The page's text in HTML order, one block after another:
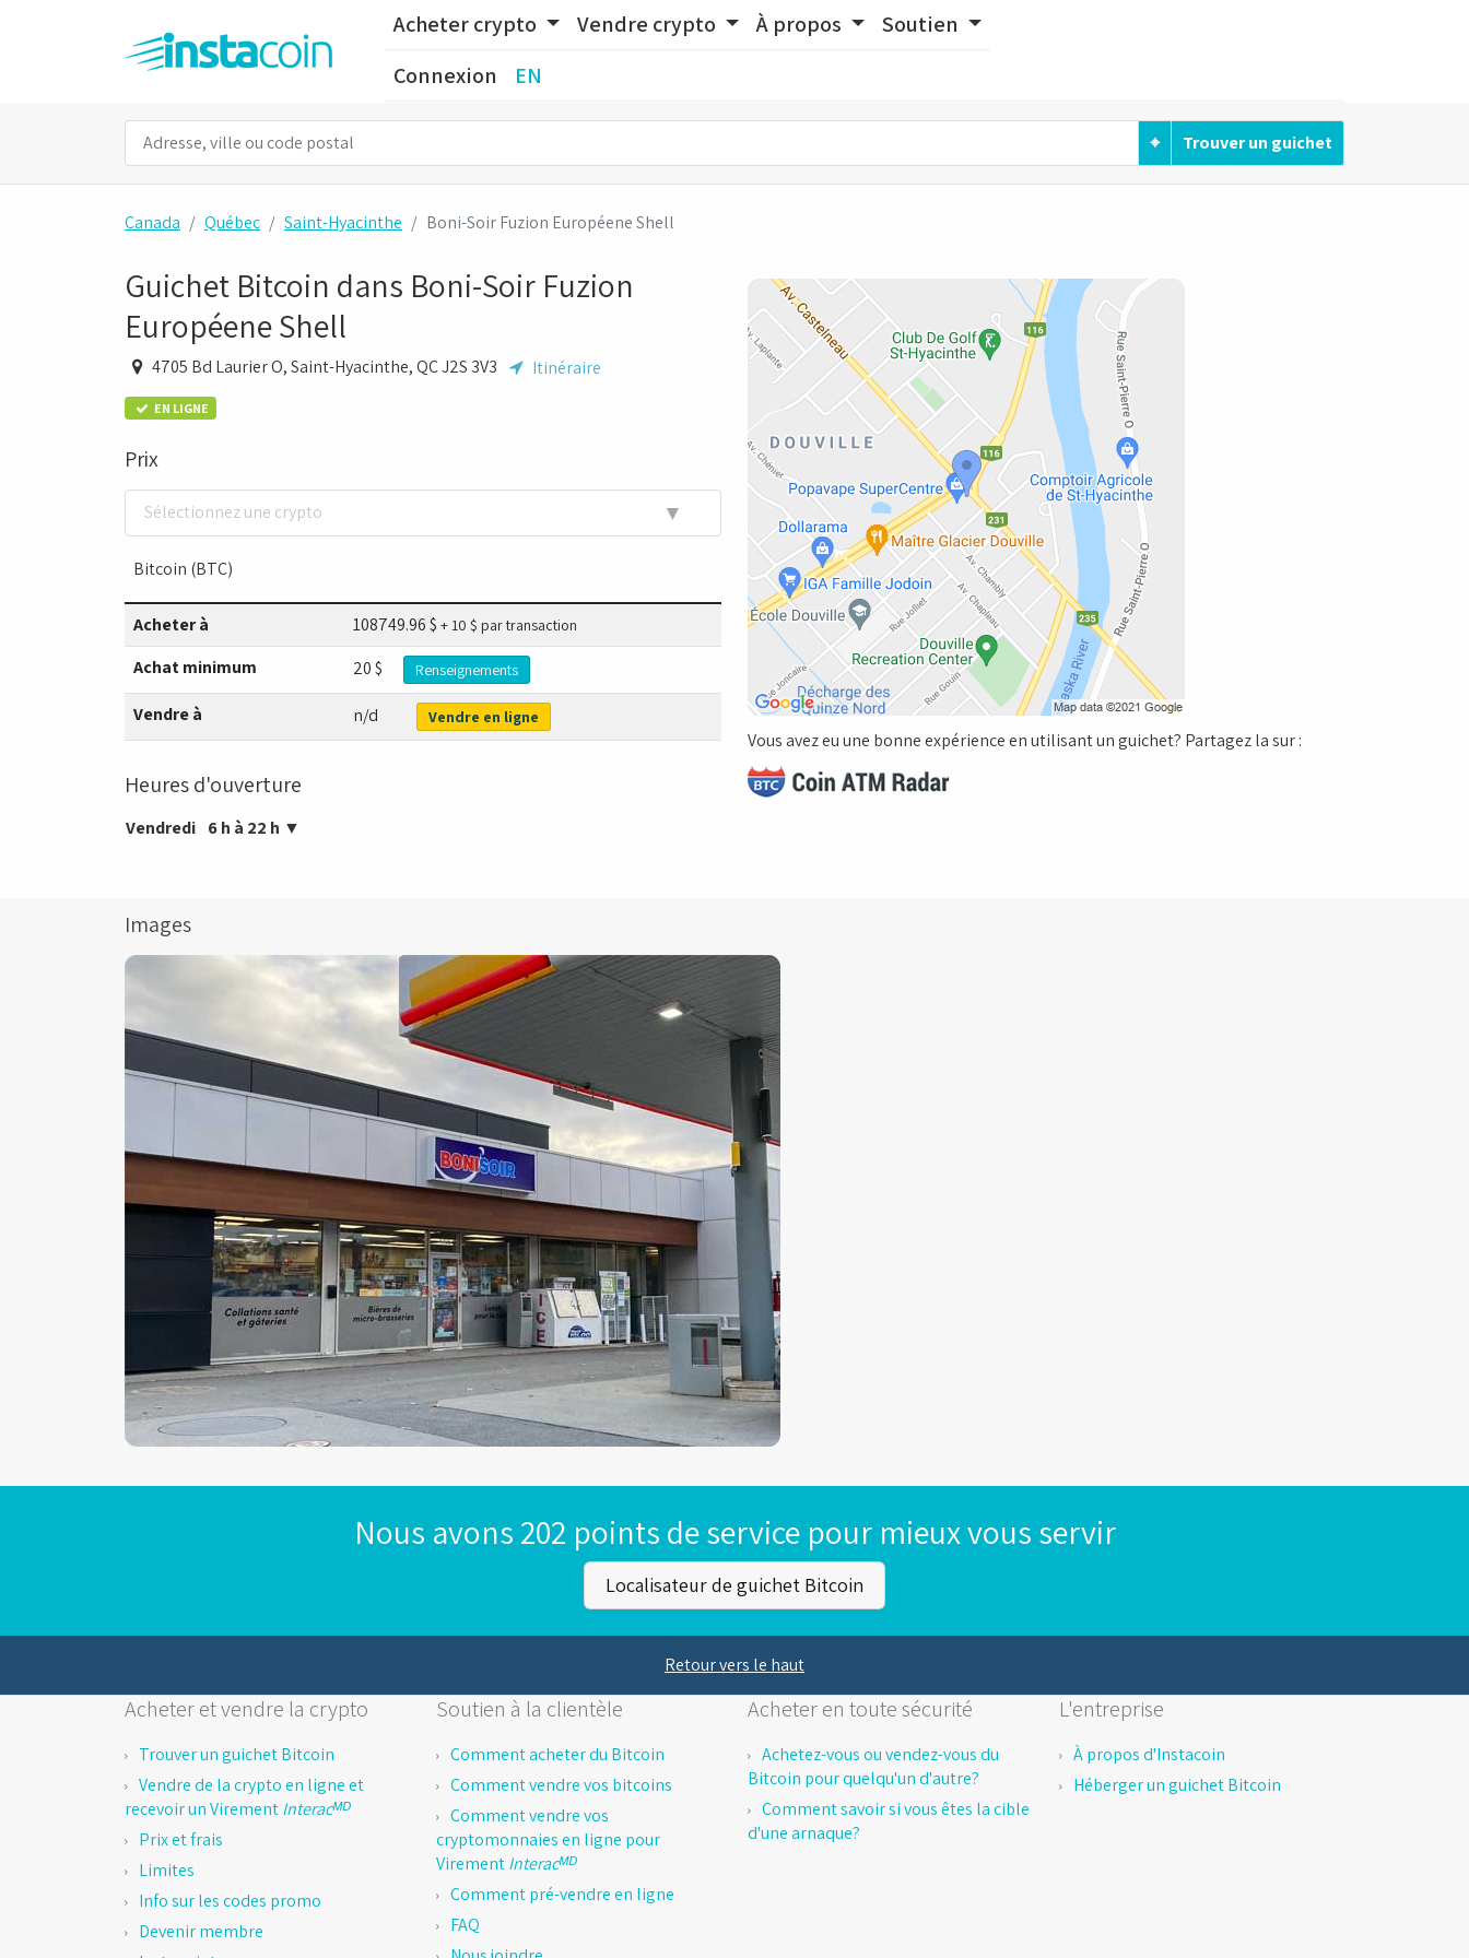
Acheter crypto Vendre crypto À propos
Soutien
Connexion
EN
⌖ Trouver un guichet
Canada Québec Saint-Hyacinthe Boni-Soir Fuzion Européene Shell
Guichet Bitcoin dans Boni-Soir Fuzion
Européene Shell
4705 Bd Laurier O, Saint-Hyacinthe, QC J2S 3V3 Itinéraire
EN LIGNE
Prix
▼
Sélectionnez une crypto
Bitcoin (BTC)
Acheter à 108749.96$ + 10 $ par transaction
Achat minimum 20 $ Renseignements
Vendre à n/d Vendre en ligne
Heures d'ouverture
Vendredi 6 h à 22 h ▼
Vous avez eu une bonne expérience en utilisant un guichet? Partagez la sur :
Images
Nous avons 202 points de service pour mieux vous servir
Localisateur de guichet Bitcoin
Retour vers le haut
Acheter et vendre la crypto
Trouver un guichet Bitcoin
Vendre de la crypto en ligne et
recevoir un VirementInteracᴹᴰ
Prix et frais
Limites
Info sur les codes promo
Devenir membre
Soutien à la clientèle
Comment acheter du Bitcoin
Comment vendre vos bitcoins
Comment vendre vos
cryptomonnaies en ligne pour
VirementInteracᴹᴰ
Comment pré-vendre en ligne
FAQ
Acheter en toute sécurité
Achetez-vous ou vendez-vous du
Bitcoin pour quelqu'un d'autre?
Comment savoir si vous êtes la cible
d'une arnaque?
L'entreprise
À propos d'Instacoin
Héberger un guichet Bitcoin